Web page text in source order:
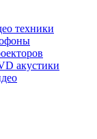
техники
акустики